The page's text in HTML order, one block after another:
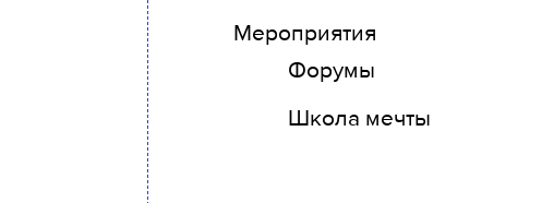
Мероприятия
Форумы
Школа мечты